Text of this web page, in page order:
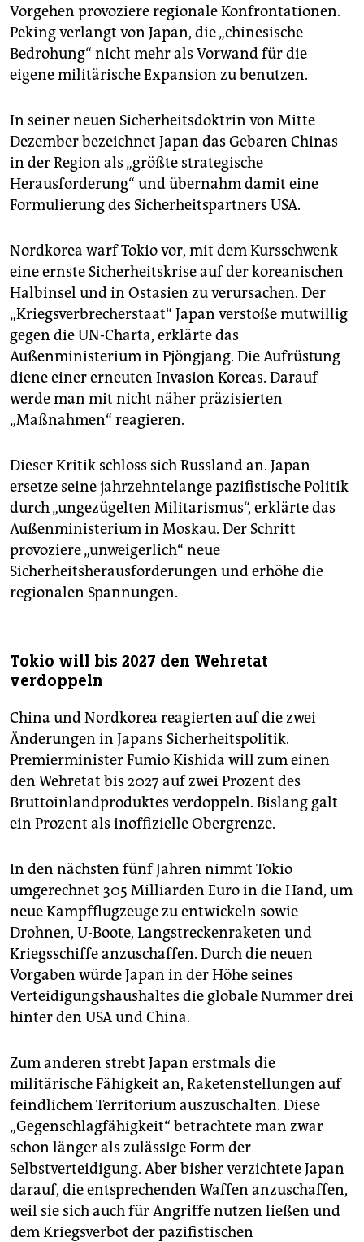
epaper login
Vorgehen provoziere regionale Konfrontationen.
Peking verlangt von Japan, die „chinesische
Bedrohung“ nicht mehr als Vorwand für die
eigene militärische Expansion zu benutzen.
In seiner neuen Sicherheitsdoktrin von Mitte
Dezember bezeichnet Japan das Gebaren Chinas
in der Region als „größte strategische
Herausforderung“ und übernahm damit eine
Formulierung des Sicherheitspartners USA.
Nordkorea warf Tokio vor, mit dem Kursschwenk
eine ernste Sicherheitskrise auf der koreanischen
Halbinsel und in Ostasien zu verursachen. Der
„Kriegsverbrecherstaat“ Japan verstoße mutwillig
gegen die UN-Charta, erklärte das
Außenministerium in Pjöngjang. Die Aufrüstung
diene einer erneuten Invasion Koreas. Darauf
werde man mit nicht näher präzisierten
„Maßnahmen“ reagieren.
Dieser Kritik schloss sich Russland an. Japan
ersetze seine jahrzehntelange pazifistische Politik
durch „ungezügelten Militarismus“, erklärte das
Außenministerium in Moskau. Der Schritt
provoziere „unweigerlich“ neue
Sicherheitsherausforderungen und erhöhe die
regionalen Spannungen.
Tokio will bis 2027 den Wehretat
verdoppeln
China und Nordkorea reagierten auf die zwei
Änderungen in Japans Sicherheitspolitik.
Premierminister Fumio Kishida will zum einen
den Wehretat bis 2027 auf zwei Prozent des
Bruttoinlandproduktes verdoppeln. Bislang galt
ein Prozent als inoffizielle Obergrenze.
In den nächsten fünf Jahren nimmt Tokio
umgerechnet 305 Milliarden Euro in die Hand, um
neue Kampfflugzeuge zu entwickeln sowie
Drohnen, U-Boote, Langstreckenraketen und
Kriegsschiffe anzuschaffen. Durch die neuen
Vorgaben würde Japan in der Höhe seines
Verteidigungshaushaltes die globale Nummer drei
hinter den USA und China.
Zum anderen strebt Japan erstmals die
militärische Fähigkeit an, Raketenstellungen auf
feindlichem Territorium auszuschalten. Diese
„Gegenschlagfähigkeit“ betrachtete man zwar
schon länger als zulässige Form der
Selbstverteidigung. Aber bisher verzichtete Japan
darauf, die entsprechenden Waffen anzuschaffen,
weil sie sich auch für Angriffe nutzen ließen und
dem Kriegsverbot der pazifistischen